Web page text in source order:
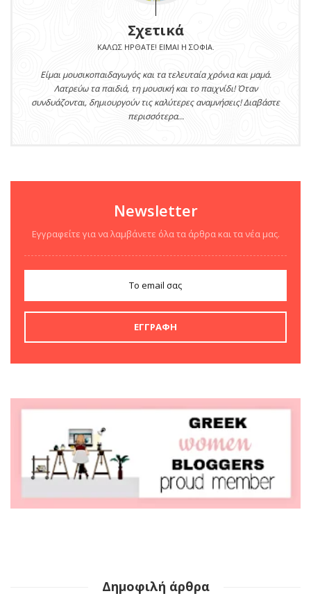
Σχετικά
ΚΑΛΏΣ ΉΡΘΑΤΕ! ΕΊΜΑΙ Η ΣΟΦΊΑ.
Είμαι μουσικοπαιδαγωγός και τα τελευταία χρόνια και μαμά.
Λατρεύω τα παιδιά, τη μουσική και το παιχνίδι! Όταν
συνδυάζονται, δημιουργούν τις καλύτερες αναμνήσεις! Διαβάστε
περισσότερα...
Newsletter
Εγγραφείτε για να λαμβάνετε όλα τα άρθρα και τα νέα μας.
Δημοφιλή άρθρα